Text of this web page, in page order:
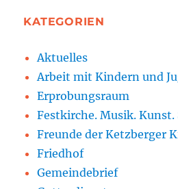
KATEGORIEN
Aktuelles
Arbeit mit Kindern und
Erprobungsraum
Festkirche. Musik. Kunst.
Freunde der Ketzberger
Friedhof
Gemeindebrief